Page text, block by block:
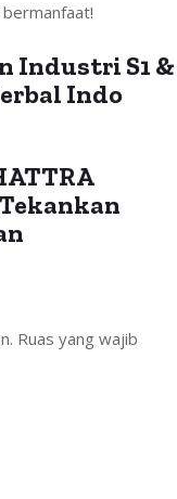
Industri S1 &
Indo
Ruas yang wajib